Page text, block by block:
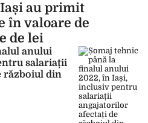
au primit
în valoare de
de lei
anului
salariații
războiul din